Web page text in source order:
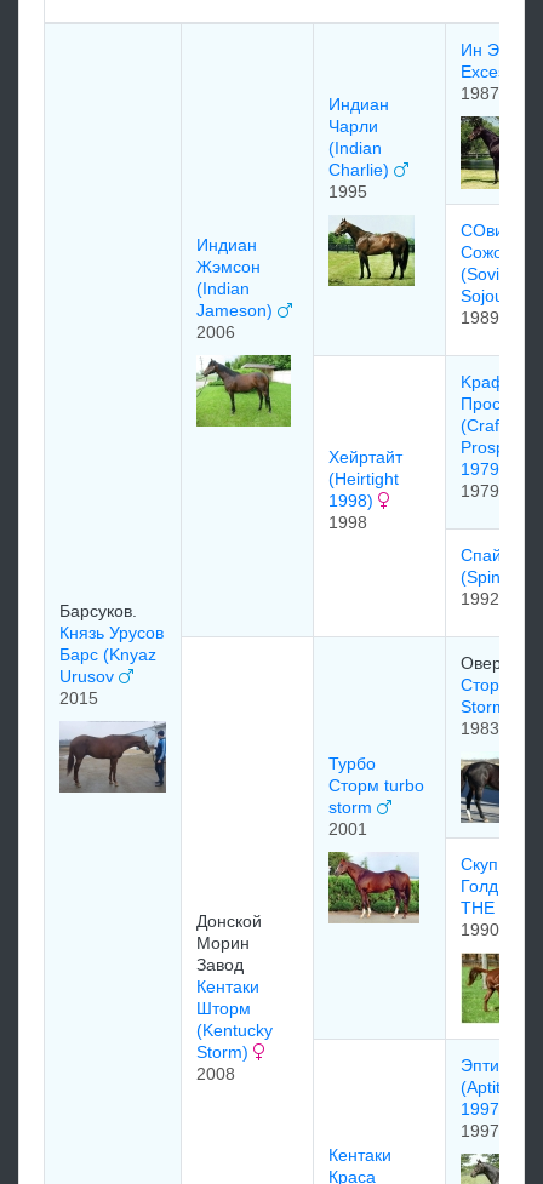
Барсуков.
Князь Урусов
Барс (Knyaz
Urusov
2015
Индиан
Жэмсон
(Indian
Jameson)
2006
Индиан
Чарли
(Indian
Charlie)
1995
Ин
Excess
1987
СОвиет
Сожорн
(Soviet
Sojourn)
1989
Хейpтaйт
(Heirtight
1998)
1998
Kрaфти
(Crafty
Prospector
1979)
1979
Спaйнeт
(Spinet)
1992
Донской
Морин
Завод
Кентаки
Шторм
(Kentucky
Storm)
2008
Турбо
Сторм turbo
storm
2001
Овербрук
Сторм
Storm Cat
1983
Скуп Тзе
Голд
THE
1990
Кентаки
Краса
Эптитьюд
(Aptitude)
1997
1997